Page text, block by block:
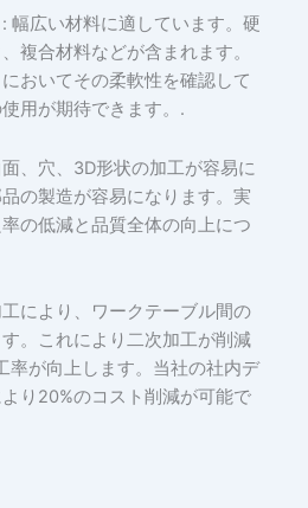
: 幅広い材料に適しています。硬
複合材料などが含まれます。
おいてその柔軟性を確認して
用が期待できます。.
、穴、3D形状の加工が容易に
の製造が容易になります。実
の低減と品質全体の向上につ
により、ワークテーブル間の
。これにより二次加工が削減
率が向上します。当社の社内デ
り20%のコスト削減が可能で